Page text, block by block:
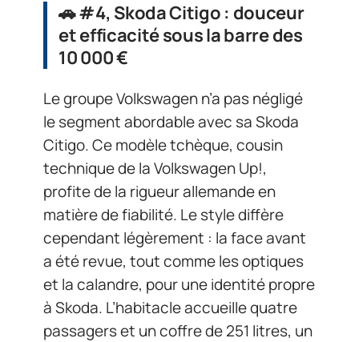
🚗 #4, Skoda Citigo : douceur
et efficacité sous la barre des
10 000 €
Le groupe Volkswagen n’a pas négligé
le segment abordable avec sa Skoda
Citigo. Ce modèle tchèque, cousin
technique de la Volkswagen Up!,
profite de la rigueur allemande en
matière de fiabilité. Le style diffère
cependant légèrement : la face avant
a été revue, tout comme les optiques
et la calandre, pour une identité propre
à Skoda. L’habitacle accueille quatre
passagers et un coffre de 251 litres, un